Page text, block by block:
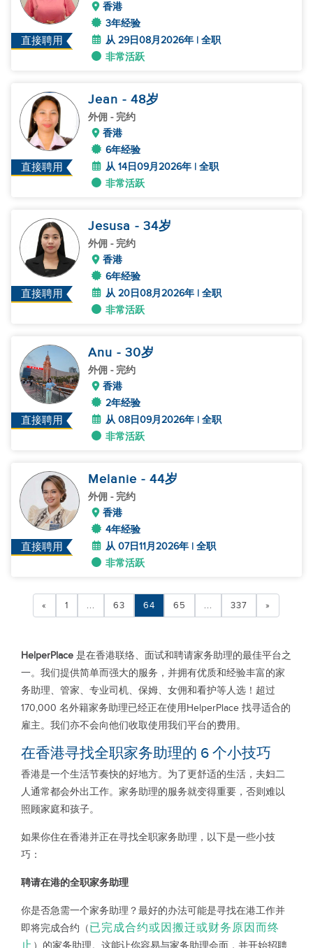
直接聘用
香港
3年经验
从 29日08月2026年 | 全职
非常活跃
直接聘用
Jean - 48岁
外佣 - 完约
香港
6年经验
从 14日09月2026年 | 全职
非常活跃
直接聘用
Jesusa - 34岁
外佣 - 完约
香港
6年经验
从 20日08月2026年 | 全职
非常活跃
直接聘用
Anu - 30岁
外佣 - 完约
香港
2年经验
从 08日09月2026年 | 全职
非常活跃
直接聘用
Melanie - 44岁
外佣 - 完约
香港
4年经验
从 07日11月2026年 | 全职
非常活跃
« 1 ... 63 64 65 ... 337 »
HelperPlace 是在香港联络、面试和聘请家务助理的最佳平台之
一。我们提供简单而强大的服务，并拥有优质和经验丰富的家
务助理、管家、专业司机、保姆、女佣和看护等人选！超过
170,000 名外籍家务助理已经正在使用HelperPlace 找寻适合的
雇主。我们亦不会向他们收取使用我们平台的费用。
在香港寻找全职家务助理的 6 个小技巧
香港是一个生活节奏快的好地方。为了更舒适的生活，夫妇二
人通常都会外出工作。家务助理的服务就变得重要，否则难以
照顾家庭和孩子。
如果你住在香港并正在寻找全职家务助理，以下是一些小技
巧：
聘请在港的全职家务助理
你是否急需一个家务助理？最好的办法可能是寻找在港工作并
即将完成合约（已完成合约或因搬迁或财务原因而终
）的家务助理。这能让你容易与家务助理会面，并开始招聘